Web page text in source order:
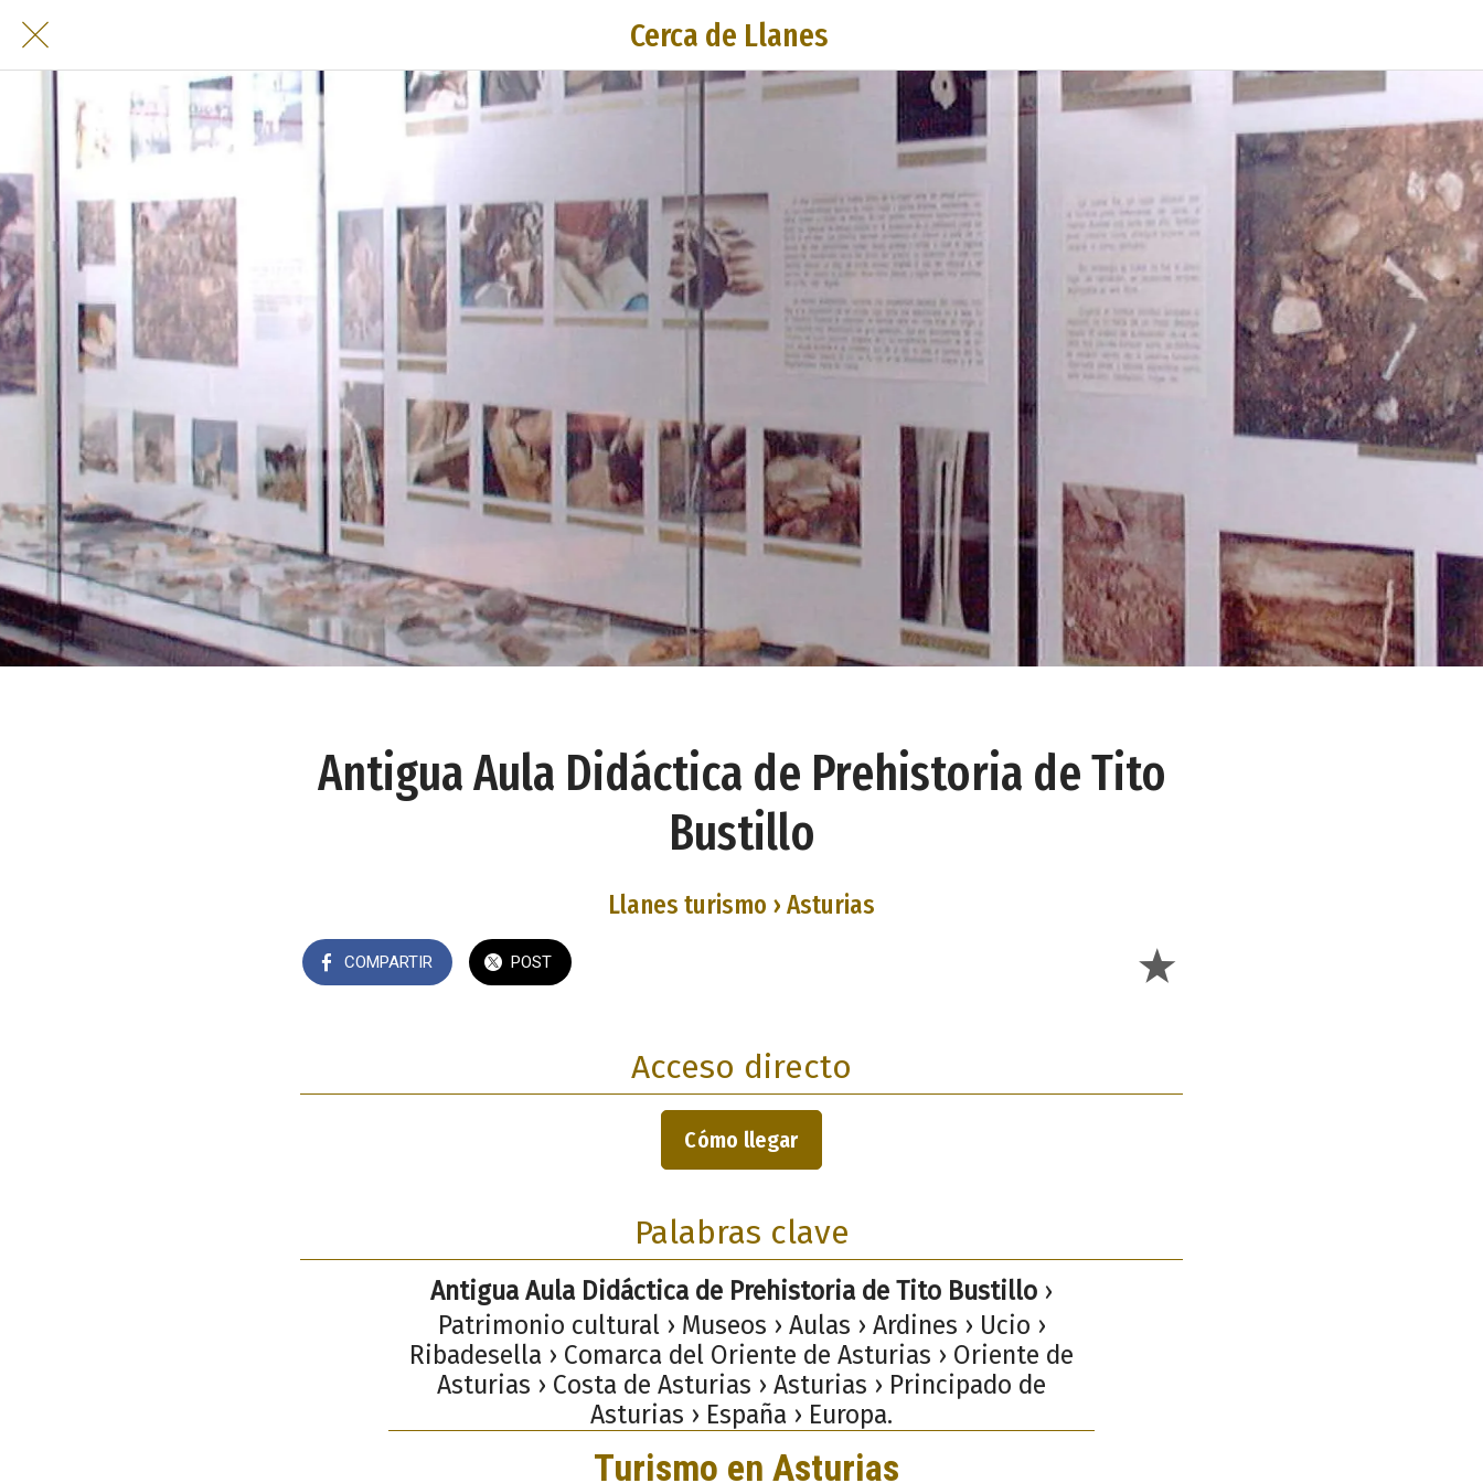
Cerca de Llanes
Antigua Aula Didáctica de Prehistoria de Tito
Bustillo
Llanes turismo › Asturias
COMPARTIR POST
Acceso directo
Cómo llegar
Palabras clave
Antigua Aula Didáctica de Prehistoria de Tito Bustillo ›
Patrimonio cultural › Museos › Aulas › Ardines › Ucio ›
Ribadesella › Comarca del Oriente de Asturias › Oriente de
Asturias › Costa de Asturias › Asturias › Principado de
Asturias › España › Europa.